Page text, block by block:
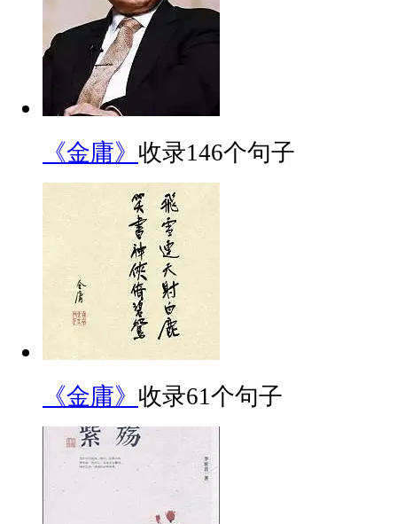
《金庸》 收录146个句子
《金庸》 收录61个句子